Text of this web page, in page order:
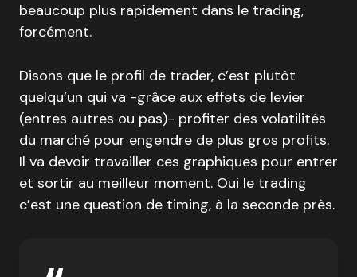
beaucoup plus rapidement dans le trading,
forcément.
Disons que le profil de trader, c’est plutôt
quelqu’un qui va -grâce aux effets de levier
(entres autres ou pas)- profiter des volatilités
du marché pour engendre de plus gros profits.
Il va devoir travailler ces graphiques pour entrer
et sortir au meilleur moment. Oui le trading
c’est une question de timing, à la seconde près.